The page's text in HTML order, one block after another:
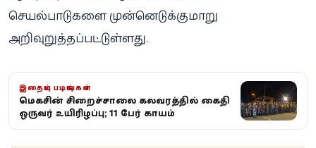
செயல்பாடுகளை முன்னெடுக்குமாறு
அறிவுறுத்தப்பட்டுள்ளது.
இதையும் படியுங்கள்
மெகசின் சிறைச்சாலை கலவரத்தில் கைதி
ஒருவர் உயிரிழப்பு; 11 பேர் காயம்